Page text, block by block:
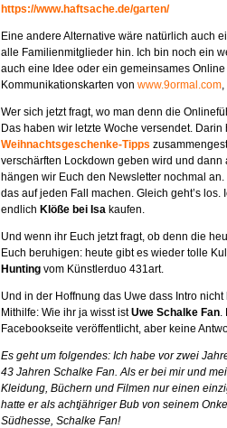
https://www.haftsache.de/garten/
Eine andere Alternative wäre natürlich auch
alle Familienmitglieder hin. Ich bin noch ein
auch eine Idee oder ein gemeinsames
Kommunikationskarten von www.9ormal.com,
Wer sich jetzt fragt, wo man denn die
Das haben wir letzte Woche versendet. Darin
Weihnachtsgeschenke-Tipps
verschärften Lockdown geben wird und
hängen wir Euch den Newsletter nochmal
das auf jeden Fall machen. Gleich geht’s los.
endlich Klöße bei Isakaufen.
Und wenn ihr Euch jetzt fragt, ob denn die
Euch beruhigen: heute gibt es wieder tolle
Hunting vom Künstlerduo 431art.
Und in der Hoffnung das Uwe dass Intro
Mithilfe: Wie ihr ja wisst istUwe Schalke Fan.
Facebookseite veröffentlicht, aber keine
Es geht um folgendes: Ich habe vor zwei
43 Jahren Schalke Fan. Als er bei mir und
Kleidung, Büchern und Filmen nur einen
hatte er als achtjähriger Bub von seinem
Südhesse, Schalke Fan!